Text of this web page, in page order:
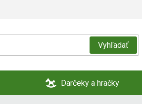
Vyhľadať
Darčeky a hračky